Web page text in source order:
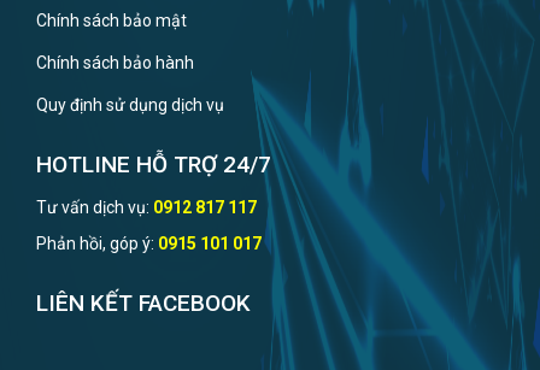
Chính sách bảo mật
Chính sách bảo hành
Quy định sử dụng dịch vụ
HOTLINE HỖ TRỢ 24/7
Tư vấn dịch vụ: 0912 817 117
Phản hồi, góp ý: 0915 101 017
LIÊN KẾT FACEBOOK